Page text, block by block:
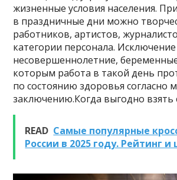
жизненные условия населения.
в праздничные дни можно
работников, артистов,
категории персонала.
несовершеннолетние,
которым работа в такой день
по состоянию здоровья согласно
заключению.Когда выгодно взять
READ Самые популярные
России в 2025 году. Рейтинг и